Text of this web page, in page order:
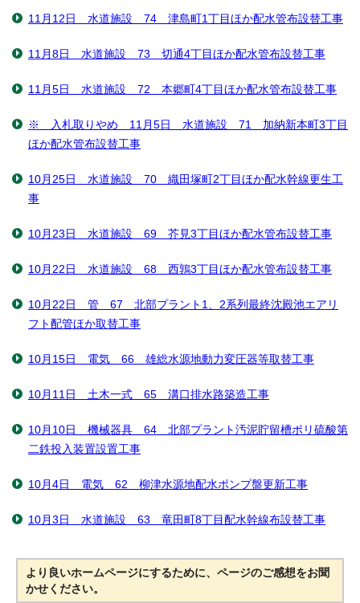
11月12日 水道施設 74 津島町1丁目ほか配水管布設替工事
11月8日 水道施設 73 切通4丁目ほか配水管布設替工事
11月5日 水道施設 72 本郷町4丁目ほか配水管布設替工事
※ 入札取りやめ 11月5日 水道施設 71 加納新本町3丁目
ほか配水管布設替工事
10月25日 水道施設 70 織田塚町2丁目ほか配水幹線更生工
事
10月23日 水道施設 69 芥見3丁目ほか配水管布設替工事
10月22日 水道施設 68 西鶉3丁目ほか配水管布設替工事
10月22日 管 67 北部プラント1、2系列最終沈殿池エアリ
フト配管ほか取替工事
10月15日 電気 66 雄総水源地動力変圧器等取替工事
10月11日 土木一式 65 溝口排水路築造工事
10月10日 機械器具 64 北部プラント汚泥貯留槽ポリ硫酸第
二鉄投入装置設置工事
10月4日 電気 62 柳津水源地配水ポンプ盤更新工事
10月3日 水道施設 63 竜田町8丁目配水幹線布設替工事
より良いホームページにするために、ページのご感想をお聞
かせください。